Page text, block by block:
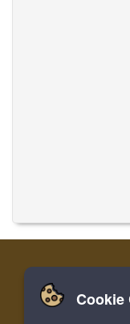
집 로그
Cookie